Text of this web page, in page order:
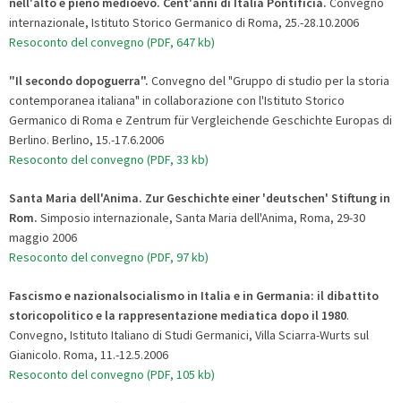
internazionale, Istituto Storico Germanico di Roma, 25.-28.10.2006
Resoconto del convegno (PDF, 647 kb)
"Il secondo dopoguerra". Convegno del "Gruppo di studio per la storia
contemporanea italiana" in collaborazione con l'Istituto Storico
Germanico di Roma e Zentrum für Vergleichende Geschichte Europas di
Berlino. Berlino, 15.-17.6.2006
Resoconto del convegno (PDF, 33 kb)
Santa Maria dell'Anima. Zur Geschichte einer 'deutschen' Stiftung in
Rom. Simposio internazionale, Santa Maria dell'Anima, Roma, 29-30
maggio 2006
Resoconto del convegno (PDF, 97 kb)
Fascismo e nazionalsocialismo in Italia e in Germania: il dibattito
storicopolitico e la rappresentazione mediatica dopo il 1980.
Convegno, Istituto Italiano di Studi Germanici, Villa Sciarra-Wurts sul
Gianicolo. Roma, 11.-12.5.2006
Resoconto del convegno (PDF, 105 kb)